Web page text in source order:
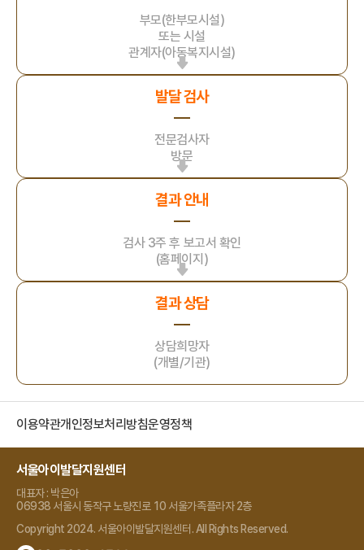
부모(한부모시설)
또는 시설
관계자(아동복지시설)
발달 검사
전문검사자
방문
결과 안내
검사 3주 후 보고서 확인
(홈페이지)
결과 상담
상담희망자
(개별/기관)
이용약관개인정보처리방침운영정책
서울아이발달지원센터
대표자 : 박은아
06938 서울시 동작구 노량진로 10 서울가족플라자 2층
Copyright 2024. 서울아이발달지원센터. All Rights Reserved.